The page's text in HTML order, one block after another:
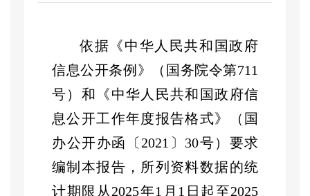
依据《中华人民共和国政府
信息公开条例》（国务院令第711
号）和《中华人民共和国政府信
息公开工作年度报告格式》（国
办公开办函〔 2021 〕 30号）要求
编制本报告，所列资料数据的统
计期限从2025年1 月 1 日起至2025